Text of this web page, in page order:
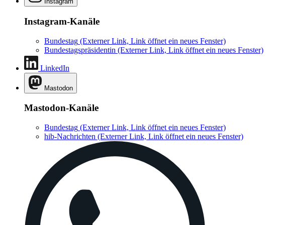
Instagram-Kanäle
Bundestag (Externer Link, Link öffnet ein neues Fenster)
Bundestagspräsidentin (Externer Link, Link öffnet ein neues Fenster)
LinkedIn
Mastodon
Mastodon-Kanäle
Bundestag (Externer Link, Link öffnet ein neues Fenster)
hib-Nachrichten (Externer Link, Link öffnet ein neues Fenster)